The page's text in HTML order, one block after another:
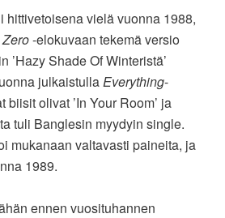
hittivetoisena vielä vuonna 1988,
-elokuvaan tekemä versio
’Hazy Shade Of Winteristä’
julkaistulla Everything-
olivat ’In Your Room’ ja
tuli Banglesin myydyin single.
mukanaan valtavasti paineita, ja
1989.
ennen vuosituhannen